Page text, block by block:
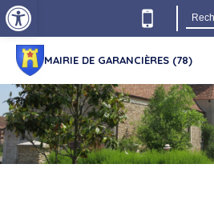
MAIRIE DE GARANCIÈRES (78)